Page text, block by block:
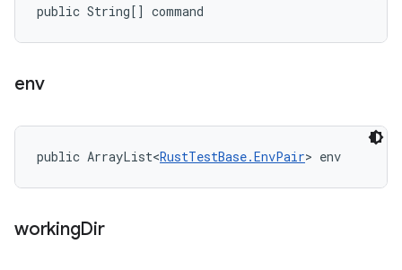
public String[] command
env
public ArrayList<RustTestBase.EnvPair> env
workingDir